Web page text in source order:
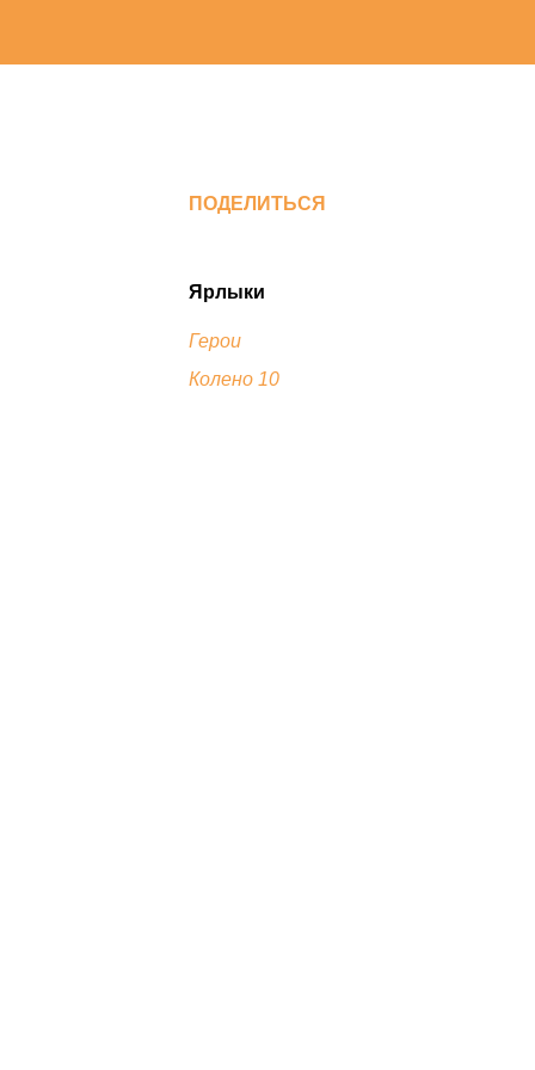
ПОДЕЛИТЬСЯ
Ярлыки
Герои
Колено 10